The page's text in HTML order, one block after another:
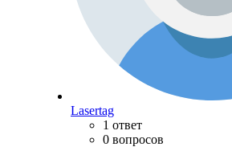
Lasertag
1 ответ
0 вопросов